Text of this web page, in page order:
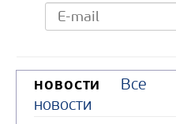
НОВОСТИ
Все
новости